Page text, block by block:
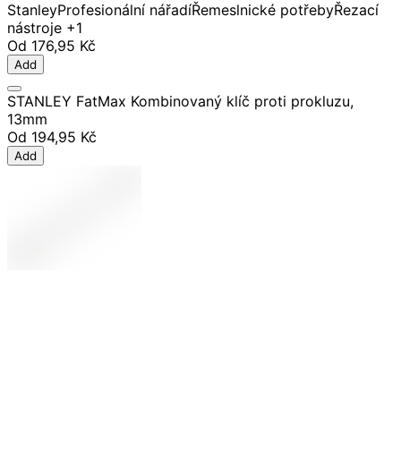
StanleyProfesionální nářadíŘemeslnické potřebyŘezací
nástroje +1
Od 176,95 Kč
Add
STANLEY FatMax Kombinovaný klíč proti prokluzu,
13mm
Od 194,95 Kč
Add